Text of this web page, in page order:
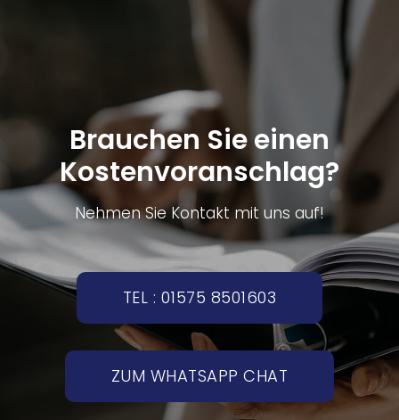
Brauchen Sie einen
Kostenvoranschlag?
Nehmen Sie Kontakt mit uns auf!
TEL : 01575 8501603
ZUM WHATSAPP CHAT